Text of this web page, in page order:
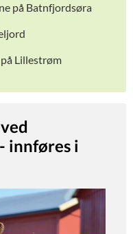
på Batnfjordsøra
Lillestrøm
innføres i